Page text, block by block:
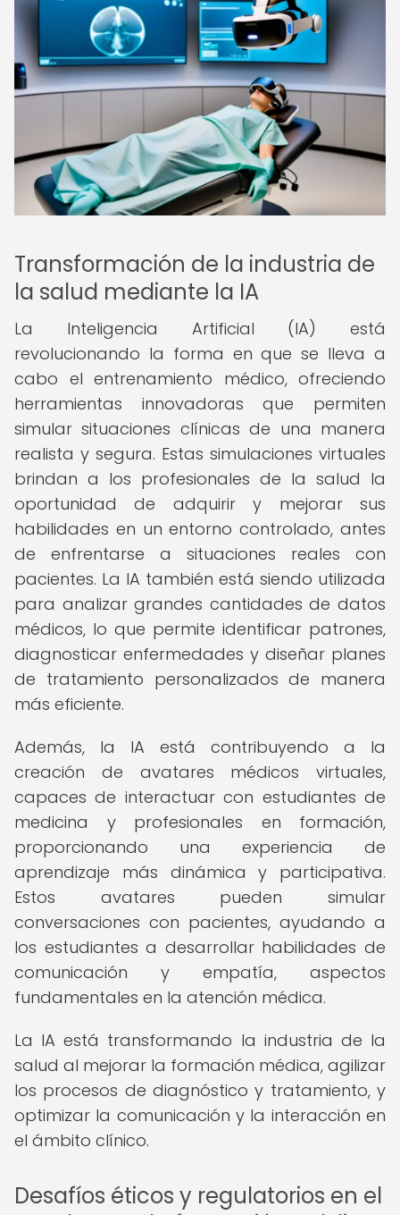
Transformación de la industria de
la salud mediante la IA
La Inteligencia Artificial (IA) está
revolucionando la forma en que se lleva a
cabo el entrenamiento médico, ofreciendo
herramientas innovadoras que permiten
simular situaciones clínicas de una manera
realista y segura. Estas simulaciones virtuales
brindan a los profesionales de la salud la
oportunidad de adquirir y mejorar sus
habilidades en un entorno controlado, antes
de enfrentarse a situaciones reales con
pacientes. La IA también está siendo utilizada
para analizar grandes cantidades de datos
médicos, lo que permite identificar patrones,
diagnosticar enfermedades y diseñar planes
de tratamiento personalizados de manera
más eficiente.
Además, la IA está contribuyendo a la
creación de avatares médicos virtuales,
capaces de interactuar con estudiantes de
medicina y profesionales en formación,
proporcionando una experiencia de
aprendizaje más dinámica y participativa.
Estos avatares pueden simular
conversaciones con pacientes, ayudando a
los estudiantes a desarrollar habilidades de
comunicación y empatía, aspectos
fundamentales en la atención médica.
La IA está transformando la industria de la
salud al mejorar la formación médica, agilizar
los procesos de diagnóstico y tratamiento, y
optimizar la comunicación y la interacción en
el ámbito clínico.
Desafíos éticos y regulatorios en el